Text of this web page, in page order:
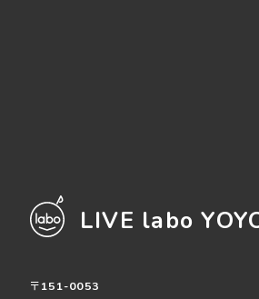
LIVE labo
〒151-0053